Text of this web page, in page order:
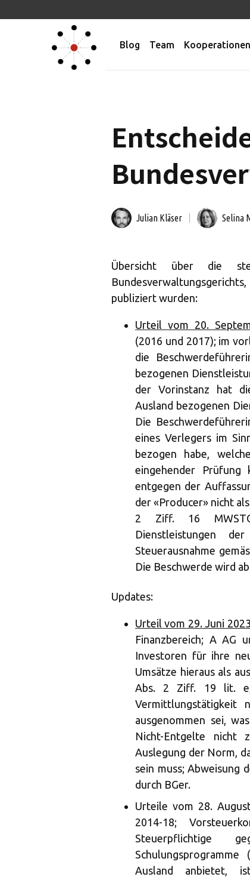
Blog Team Kooperationen
Julian Kläser Selina
Übersicht über die
publiziert wurden:
Urteil vom 20.
(2016 und 2017); im
die
bezogenen
der Vorinstanz hat
Ausland bezogenen
Die
eines Verlegers im
bezogen habe,
eingehender Prüfung
entgegen der
der «Producer» nicht
2 Ziff. 16
Dienstleistungen
Steuerausnahme
Die Beschwerde wird
Updates:
Urteil vom 29. Juni
Finanzbereich; A AG
Investoren für ihre
Umsätze hieraus als
Abs. 2 Ziff. 19 lit. e;
Vermittlungstätigkeit
ausgenommen sei,
Nicht-Entgelte nicht
Auslegung der Norm,
sein muss; Abweisung
durch BGer.
Urteile vom 28.
2014-18;
Steuerpflichtige
Ausland anbietet,